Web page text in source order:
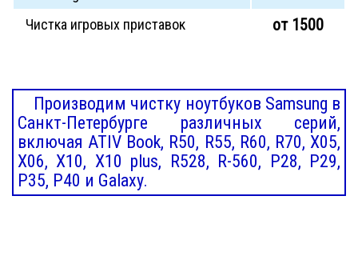
Чистка игровых приставок
от 1500
Производим чистку ноутбуков Samsung в
Санкт-Петербурге различных серий,
включая ATIV Book, R50, R55, R60, R70, X05,
X06, X10, X10 plus, R528, R-560, P28, P29,
P35, P40 и Galaxy.